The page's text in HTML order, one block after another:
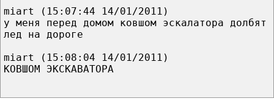
miart (15:07:44 14/01/2011)
у меня перед домом ковшом эскалатора долбят
лед на дороге
miart (15:08:04 14/01/2011)
КОВШОМ ЭКСКАВАТОРА